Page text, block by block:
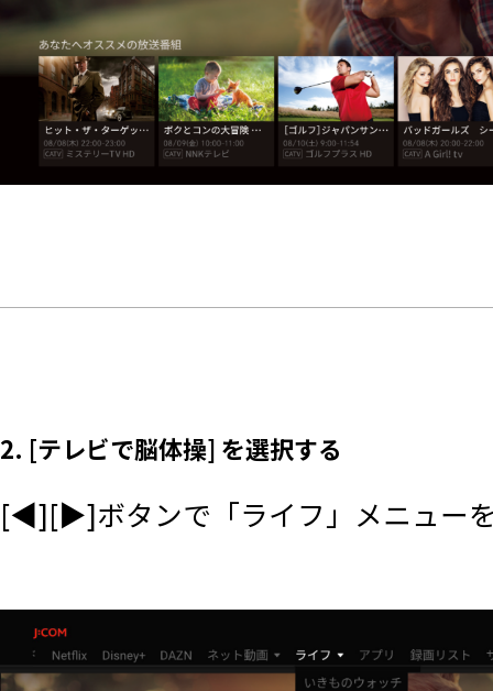
2. [テレビで脳体操] を選択する
[◀][▶]ボタンで「ライフ」メニュー